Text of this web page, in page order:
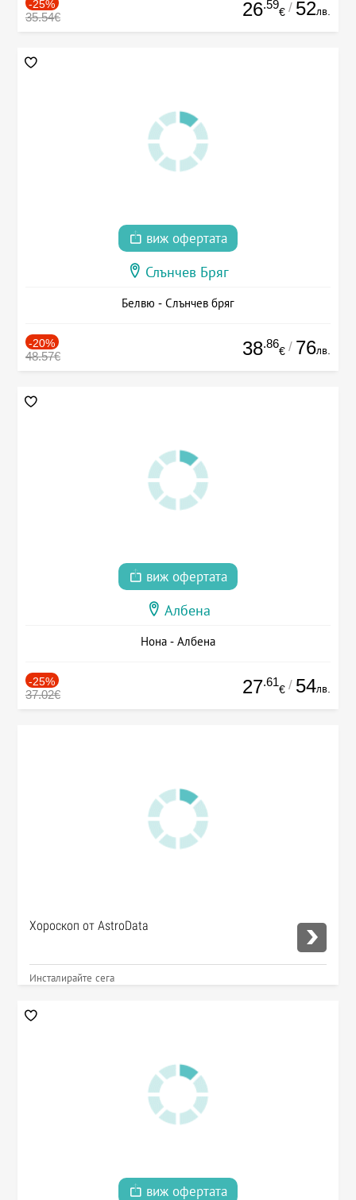
-25%
35.54€ 26.59
€ / 52лв.
виж офертата
Слънчев Бряг
Белвю - Слънчев бряг
-20%
48.57€ 38.86
€ / 76лв.
виж офертата
Албена
Нона - Албена
-25%
37.02€ 27.61
€ / 54лв.
Хороскоп от AstroData
Инсталирайте сега
виж офертата